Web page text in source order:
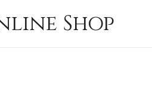
Shop